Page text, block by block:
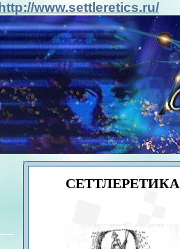
http://www.settleretics.ru/